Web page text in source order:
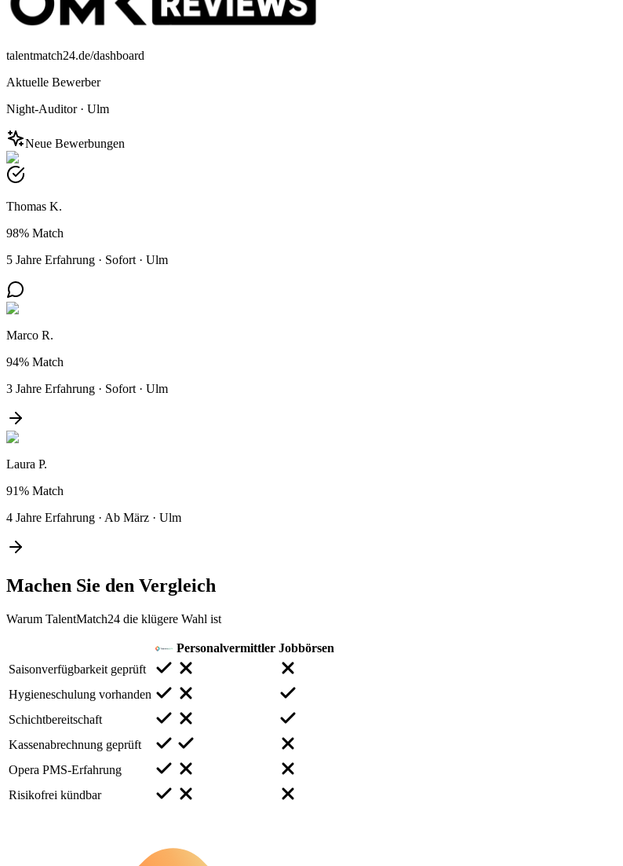
talentmatch24.de/dashboard
Aktuelle Bewerber
Night-Auditor· Ulm
Neue Bewerbungen
Thomas K.
98% Match
5 Jahre Erfahrung · Sofort · Ulm
Marco R.
94% Match
3 Jahre Erfahrung · Sofort · Ulm
Laura P.
91% Match
4 Jahre Erfahrung · Ab März · Ulm
Machen Sie den Vergleich
Warum TalentMatch24 die klügere Wahl ist
Personalvermittler Jobbörsen
Saisonverfügbarkeit geprüft
Hygieneschulung vorhanden
Schichtbereitschaft
Kassenabrechnung geprüft
Opera PMS-Erfahrung
Risikofrei kündbar